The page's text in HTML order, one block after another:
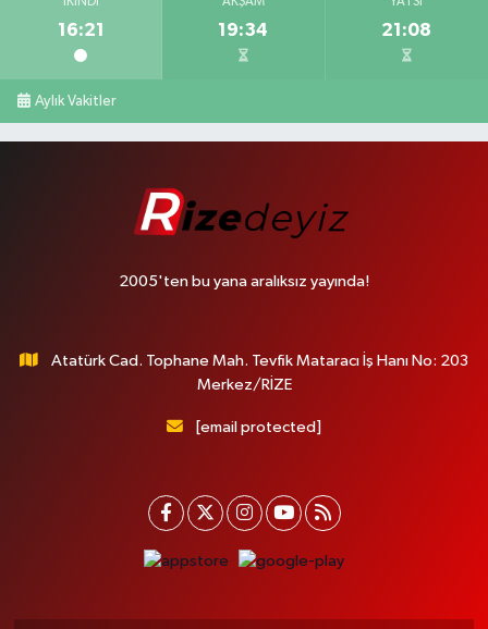
16:21 19:34 21:08
Aylık Vakitler
2005'ten bu yana aralıksız yayında!
Atatürk Cad. Tophane Mah. Tevfik Mataracı İş Hanı No: 203
Merkez/RİZE
[email protected]